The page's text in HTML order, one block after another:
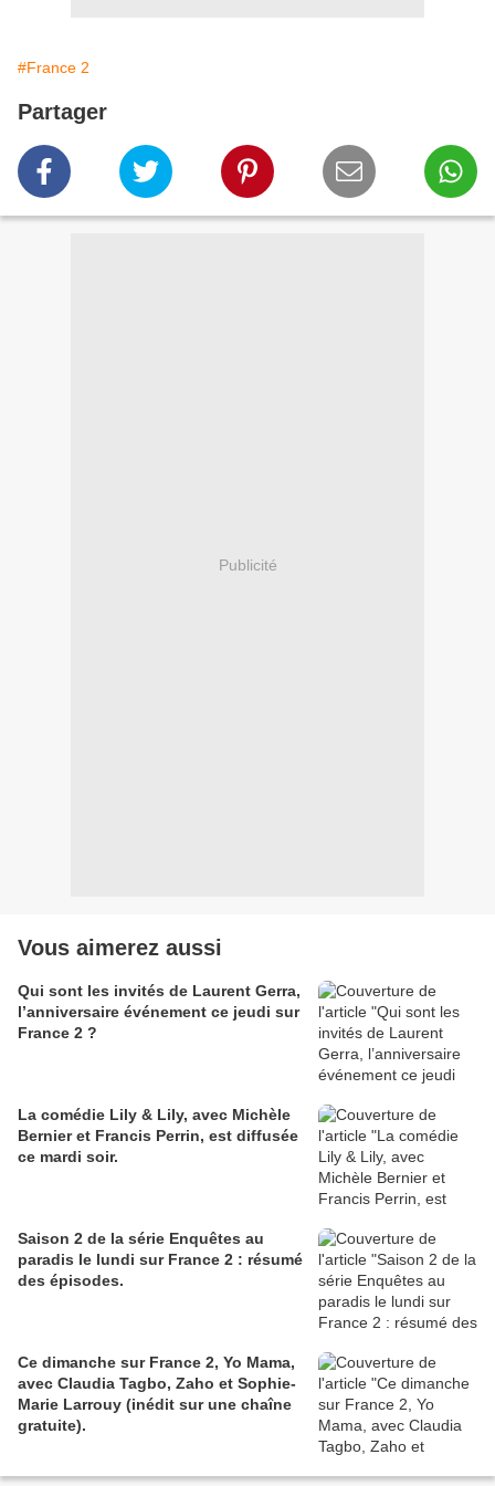
#France 2
Partager
Publicité
Vous aimerez aussi
Qui sont les invités de Laurent Gerra,
l’anniversaire événement ce jeudi sur
France 2 ?
La comédie Lily & Lily, avec Michèle
Bernier et Francis Perrin, est diffusée
ce mardi soir.
Saison 2 de la série Enquêtes au
paradis le lundi sur France 2 : résumé
des épisodes.
Ce dimanche sur France 2, Yo Mama,
avec Claudia Tagbo, Zaho et Sophie-
Marie Larrouy (inédit sur une chaîne
gratuite).